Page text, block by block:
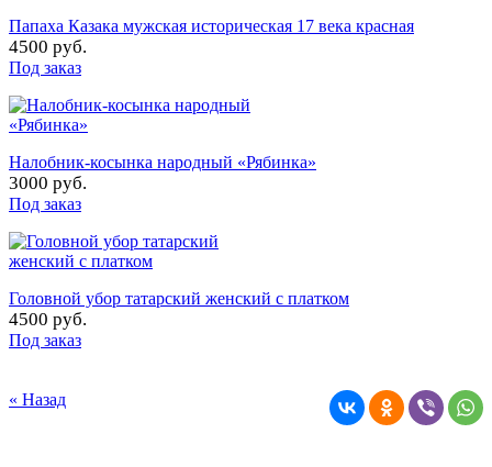
Папаха Казака мужская историческая 17 века красная
4500 руб.
Под заказ
Налобник-косынка народный «Рябинка»
3000 руб.
Под заказ
Головной убор татарский женский с платком
4500 руб.
Под заказ
« Назад